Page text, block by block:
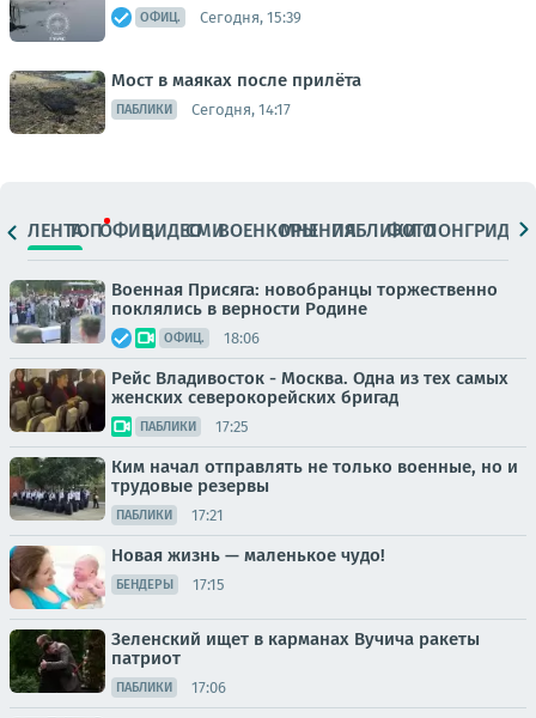
ОФИЦ. Сегодня, 15:39
Мост в маяках после прилёта
ПАБЛИКИ Сегодня, 14:17
ЛЕНТАТОПОФИЦ.ВИДЕОСМИВОЕНКОРЫМНЕНИЯПАБЛИКИ
ФОТОЛОНГРИДЫ
Военная Присяга: новобранцы торжественно
поклялись в верности Родине
ОФИЦ. 18:06
Рейс Владивосток - Москва. Одна из тех самых
женских северокорейских бригад
ПАБЛИКИ 17:25
Ким начал отправлять не только военные, но и
трудовые резервы
ПАБЛИКИ 17:21
Новая жизнь — маленькое чудо!
БЕНДЕРЫ 17:15
Зеленский ищет в карманах Вучича ракеты
патриот
ПАБЛИКИ 17:06